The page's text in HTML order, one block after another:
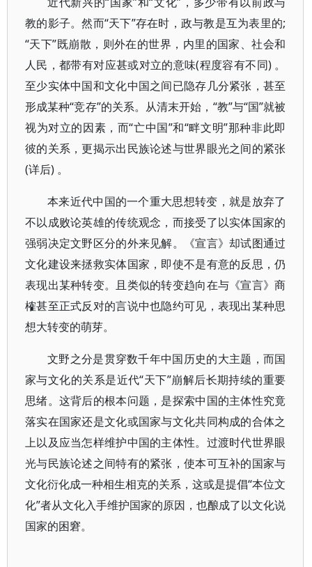
教的影子。然而“天下”存在时，政与教是互为表里的;
“天下”既崩散，则外在的世界，内里的国家、社会和
人民，都带有对应甚或对立的意味(程度容有不同) 。
至少实体中国和文化中国之间已隐存几分紧张，甚至
形成某种“竞存”的关系。从清末开始，“教”与“国”就被
视为对立的因素，而“亡中国”和“畔文明”那种非此即
彼的关系，更揭示出民族论述与世界眼光之间的紧张
(详后) 。
本来近代中国的一个重大思想转变，就是放弃了
不以成败论英雄的传统观念，而接受了以实体国家的
强弱决定文野区分的外来见解。《宣言》却试图通过
文化建设来拯救实体国家，即使不是有意的反思，仍
表现出某种转变。且类似的转变趋向在与《宣言》商
榷甚至正式反对的言说中也隐约可见，表现出某种思
想大转变的萌芽。
文野之分是贯穿数千年中国历史的大主题，而国
家与文化的关系是近代“天下”崩解后长期持续的重要
思绪。这背后的根本问题，是探索中国的主体性究竟
落实在国家还是文化或国家与文化共同构成的合体之
上以及应当怎样维护中国的主体性。过渡时代世界眼
光与民族论述之间特有的紧张，使本可互补的国家与
文化衍化成一种相生相克的关系，这或是提倡“本位文
化”者从文化入手维护国家的原因，也酿成了以文化说
国家的困窘。